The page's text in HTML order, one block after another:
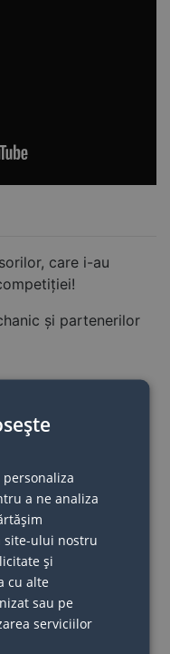
care i-au
și partenerilor
la
Young
2026
PENTRU
a ne analiza
ului nostru
și
cu alte
sau pe
serviciilor